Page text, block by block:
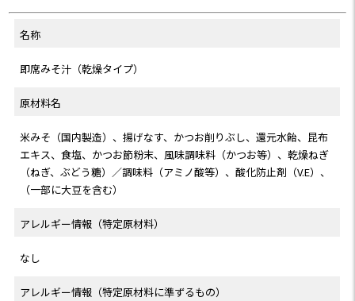
名称
即席みそ汁（乾燥タイプ）
原材料名
米みそ（国内製造）、揚げなす、かつお削りぶし、還元水飴、昆布
エキス、食塩、かつお節粉末、風味調味料（かつお等）、乾燥ねぎ
（ねぎ、ぶどう糖）／調味料（アミノ酸等）、酸化防止剤（V.E）、
（一部に大豆を含む）
アレルギー情報（特定原材料）
なし
アレルギー情報（特定原材料に準ずるもの）